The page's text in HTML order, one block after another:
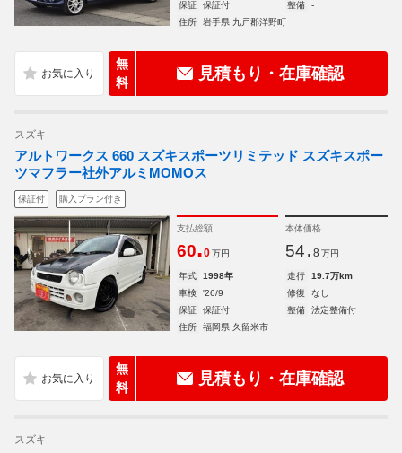
保証
保証付 整備
-
住所
岩手県 九戸郡洋野町
無
料
見積もり・在庫確認
スズキ
アルトワークス 660 スズキスポーツリミテッド スズキスポー
ツマフラー社外アルミMOMOス
保証付 購入プラン付き
支払総額
60.0 万円
本体価格
54. 8 万円
年式 1998年 走行
19.7万km
車検
'26/9 修復
なし
保証
保証付 整備
法定整備付
住所
福岡県 久留米市
無
料
見積もり・在庫確認
スズキ